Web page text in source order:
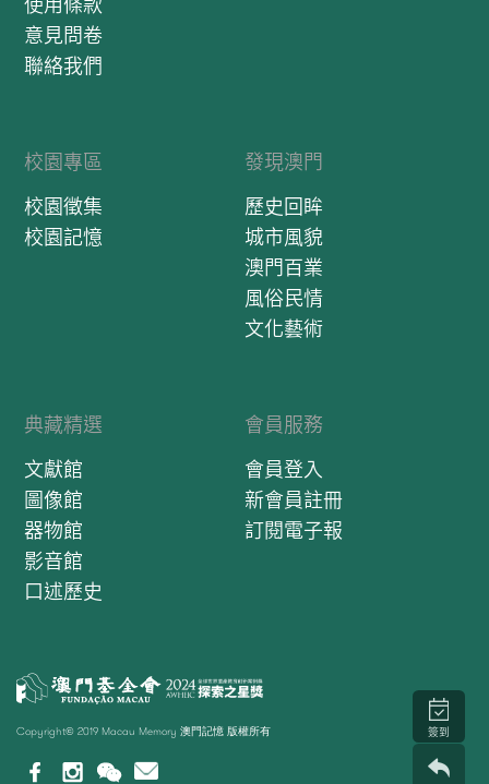
使用條款
意見問卷
聯絡我們
校園專區
校園徵集
校園記憶
發現澳門
歷史回眸
城市風貌
澳門百業
風俗民情
文化藝術
典藏精選
文獻館
圖像館
器物館
影音館
口述歷史
會員服務
會員登入
新會員註冊
訂閱電子報
Copyright© 2019 Macau Memory 澳門記憶 版權所有 簽到